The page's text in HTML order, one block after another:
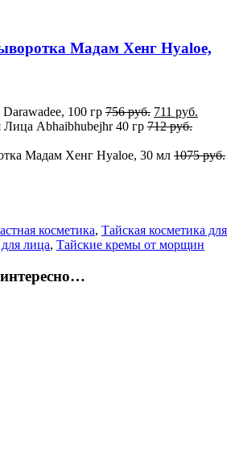
Мадам Хенг Hyaloe,
100 гр 756руб. 711 руб.
Abhaibhubejhr 40 гр 712руб.
Мадам Хенг Hyaloe, 30 мл 1075руб.
косметика, Тайская косметика для
лица, Тайские кремы от морщин